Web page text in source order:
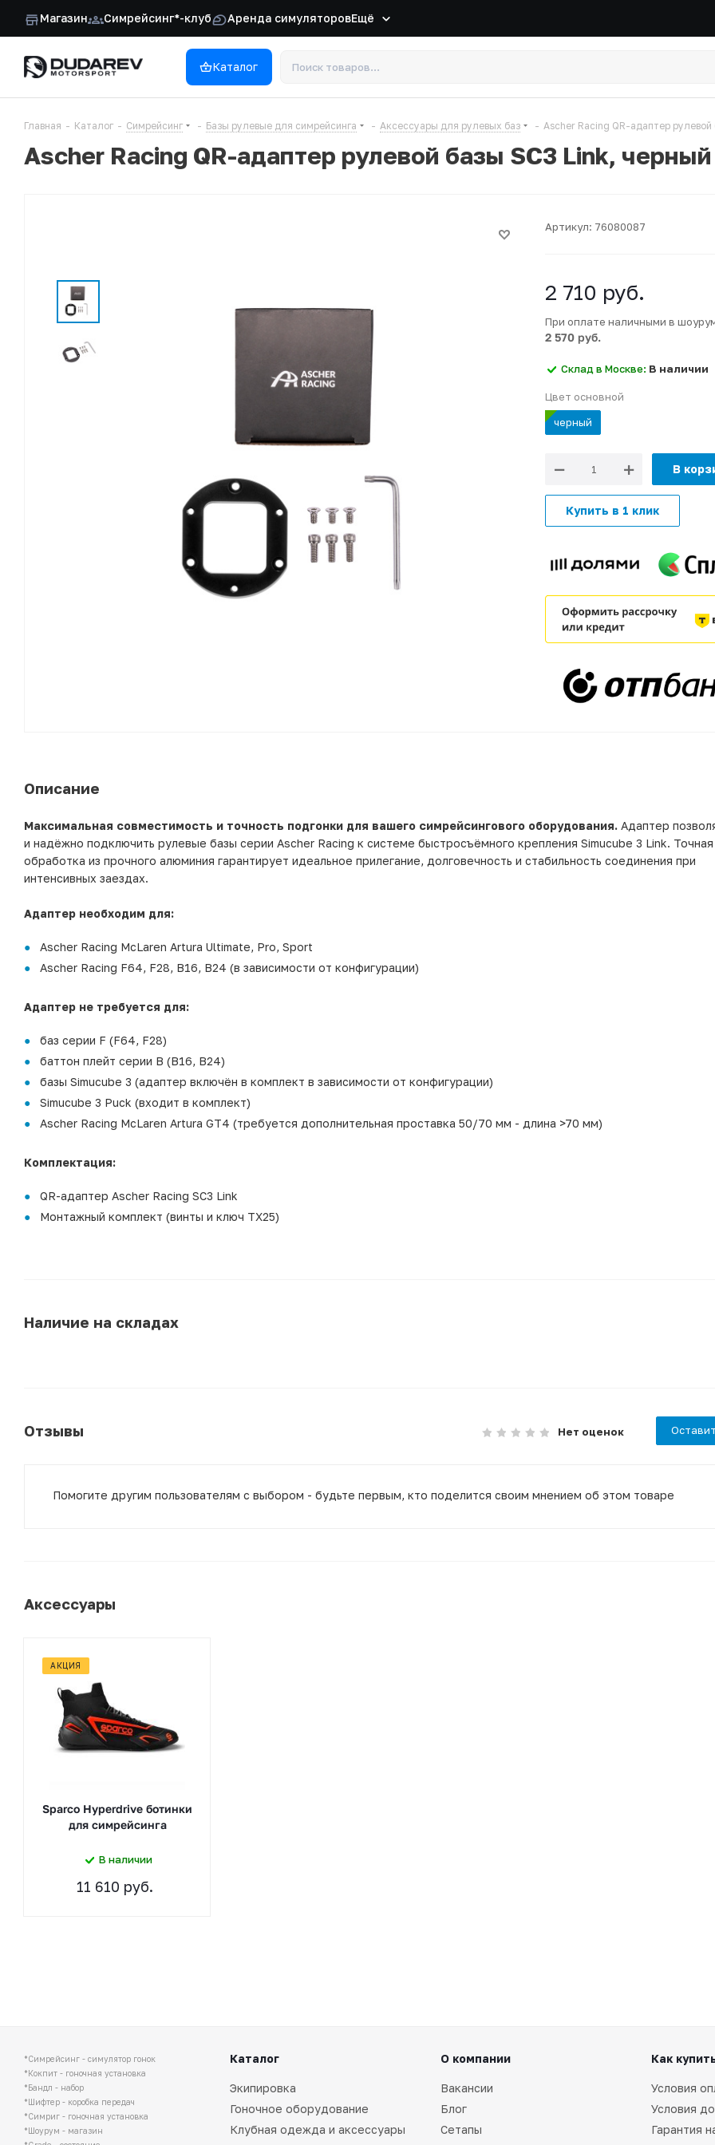
Магазин Симрейсинг*-клуб Аренда симуляторовЕщё
Каталог
Главная - Каталог - Симрейсинг - Базы рулевые для симрейсинга - Аксессуары для рулевых баз - Ascher Racing QR-адаптер рулевой
Ascher Racing QR-адаптер рулевой базы SC3 Link, черный
Артикул: 76080087
2 710 руб.
При оплате наличными в
2 570 руб.
Склад в Москве: В наличии
Цвет основной
черный
В
Купить в 1 клик
Описание
Максимальная совместимость и точность подгонки для вашего симрейсингового оборудования. Адаптер
и надёжно подключить рулевые базы серии Ascher Racing к системе быстросъёмного крепления Simucube 3 Link. Точная
обработка из прочного алюминия гарантирует идеальное прилегание, долговечность и стабильность соединения при
интенсивных заездах.
Адаптер необходим для:
Ascher Racing McLaren Artura Ultimate, Pro, Sport
Ascher Racing F64, F28, B16, B24 (в зависимости от конфигурации)
Адаптер не требуется для:
баз серии F (F64, F28)
баттон плейт серии B (B16, B24)
базы Simucube 3 (адаптер включён в комплект в зависимости от конфигурации)
Simucube 3 Puck (входит в комплект)
Ascher Racing McLaren Artura GT4 (требуется дополнительная проставка 50/70 мм - длина >70 мм)
Комплектация:
QR-адаптер Ascher Racing SC3 Link
Монтажный комплект (винты и ключ TX25)
Наличие на складах
Отзывы Нет оценок
Помогите другим пользователям с выбором - будьте первым, кто поделится своим мнением об этом товаре
Аксессуары
АКЦИЯ
Sparco Hyperdrive ботинки
для симрейсинга
В наличии
11 610 руб.
*Симрейсинг - симулятор гонок
*Кокпит - гоночная установка
*Бандл - набор
*Шифтер - коробка передач
*Симриг - гоночная установка
*Шоурум - магазин
Каталог
Экипировка
Гоночное оборудование
Клубная одежда и аксессуары
О компании
Вакансии
Блог
Сетапы
Как
Условия
Условия
Гарантия